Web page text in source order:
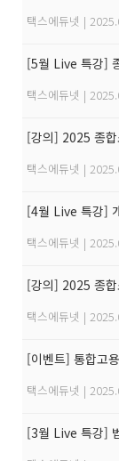
택스에듀넷 |
[5월 Live 특강]
택스에듀넷 |
[강의] 2025 종
택스에듀넷 |
[4월 Live 특강]
택스에듀넷 |
[강의] 2025 종
택스에듀넷 |
[이벤트] 통합고
택스에듀넷 |
[3월 Live 특강]